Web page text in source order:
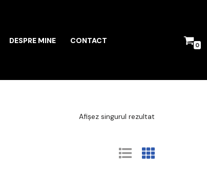
DESPRE MINE CONTACT 0
Afișez singurul rezultat